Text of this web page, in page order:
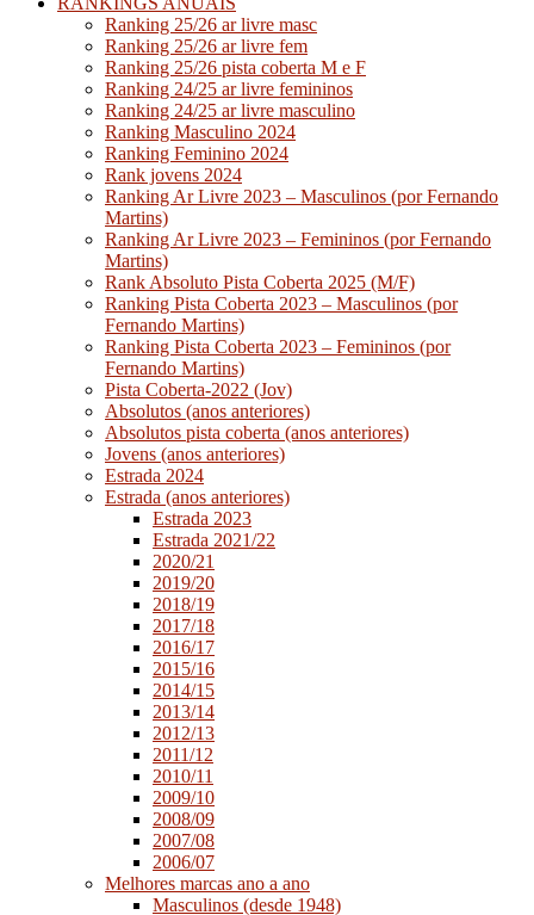
Ranking 25/26 ar livre masc
Ranking 25/26 ar livre fem
Ranking 25/26 pista coberta M e F
Ranking 24/25 ar livre femininos
Ranking 24/25 ar livre masculino
Ranking Masculino 2024
Ranking Feminino 2024
Rank jovens 2024
Ranking Ar Livre 2023 – Masculinos (por Fernando
Martins)
Ranking Ar Livre 2023 – Femininos (por Fernando
Martins)
Rank Absoluto Pista Coberta 2025 (M/F)
Ranking Pista Coberta 2023 – Masculinos (por
Fernando Martins)
Ranking Pista Coberta 2023 – Femininos (por
Fernando Martins)
Pista Coberta-2022 (Jov)
Absolutos (anos anteriores)
Absolutos pista coberta (anos anteriores)
Jovens (anos anteriores)
Estrada 2024
Estrada (anos anteriores)
Estrada 2023
Estrada 2021/22
2020/21
2019/20
2018/19
2017/18
2016/17
2015/16
2014/15
2013/14
2012/13
2011/12
2010/11
2009/10
2008/09
2007/08
2006/07
Melhores marcas ano a ano
Masculinos (desde 1948)